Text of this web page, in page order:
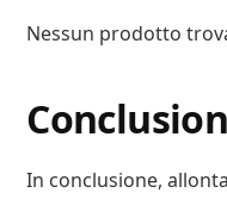
Nessun prodotto
In conclusione,